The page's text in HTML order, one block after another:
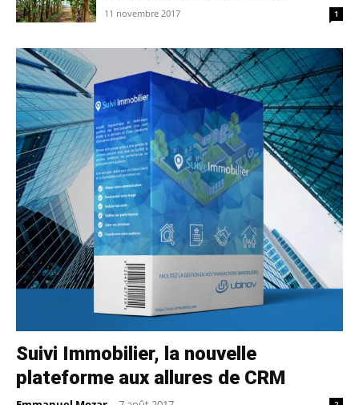
11 novembre 2017 1
Suivi Immobilier, la nouvelle
plateforme aux allures de CRM